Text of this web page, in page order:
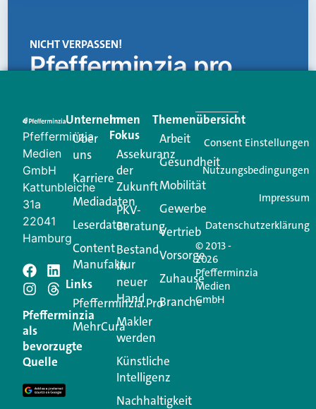
NICHT VERPASSEN!
Pfefferminzia.pro
Creator für Ihre Kundenkommunikation. Alles, was
Ihren Vertriebsalltag leichter macht. Mit nur einem
Login.
Jetzt anmelden
Schreiben Sie einen
Kommentar
Ihre E-Mail-Adresse wird nicht veröffentlicht.
Erforderliche Felder sind mit
Kommentar
Pfefferminzia
Medien
GmbH
Kattunbleiche
31a
22041
Hamburg
Pfefferminzia
als
bevorzugte
Quelle
Unternehmen
Über
uns
Karriere
Mediadaten
Leserdaten
Content
Manufaktur
Links
Pfefferminzia.Pro
MehrCura
Im
Fokus
Assekuranz
der
Zukunft
PKV-
Beratung
Bestand
in
neuer
Hand
Makler
werden
Künstliche
Intelligenz
Nachhaltigkeit
Themenübersicht
Arbeit
Gesundheit
Mobilität
Gewerbe
Vertrieb
Vorsorge
Zuhause
Branche
© 2013 -
2026
Pfefferminzia
Medien
GmbH
Consent Einstellungen
Nutzungsbedingungen
Impressum
Datenschutzerklärung